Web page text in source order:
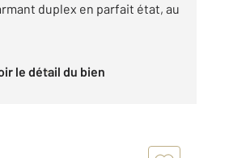
duplex en parfait état, au
le détail du bien